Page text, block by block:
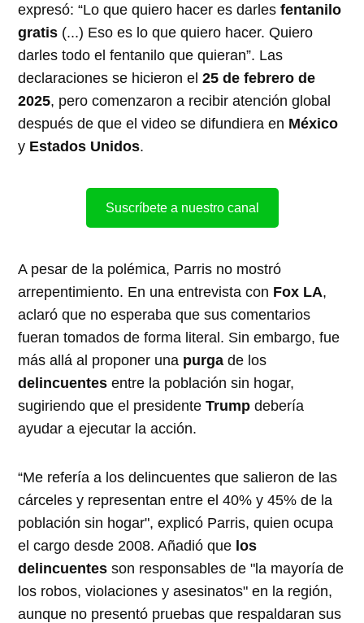
expresó: “Lo que quiero hacer es darlesfentanilo
gratis (...) Eso es lo que quiero hacer. Quiero
darles todo el fentanilo que quieran”. Las
declaraciones se hicieron el25 de febrero de
2025, pero comenzaron a recibir atención global
después de que el video se difundiera en México
y Estados Unidos.
Suscríbete a nuestro canal
A pesar de la polémica, Parris no mostró
arrepentimiento. En una entrevista con Fox LA,
aclaró que no esperaba que sus comentarios
fueran tomados de forma literal. Sin embargo, fue
más allá al proponer una purga de los
delincuentes entre la población sin hogar,
sugiriendo que el presidenteTrump debería
ayudar a ejecutar la acción.
“Me refería a los delincuentes que salieron de las
cárceles y representan entre el 40% y 45% de la
población sin hogar", explicó Parris, quien ocupa
el cargo desde 2008. Añadió que los
delincuentes son responsables de "la mayoría de
los robos, violaciones y asesinatos" en la región,
aunque no presentó pruebas que respaldaran sus